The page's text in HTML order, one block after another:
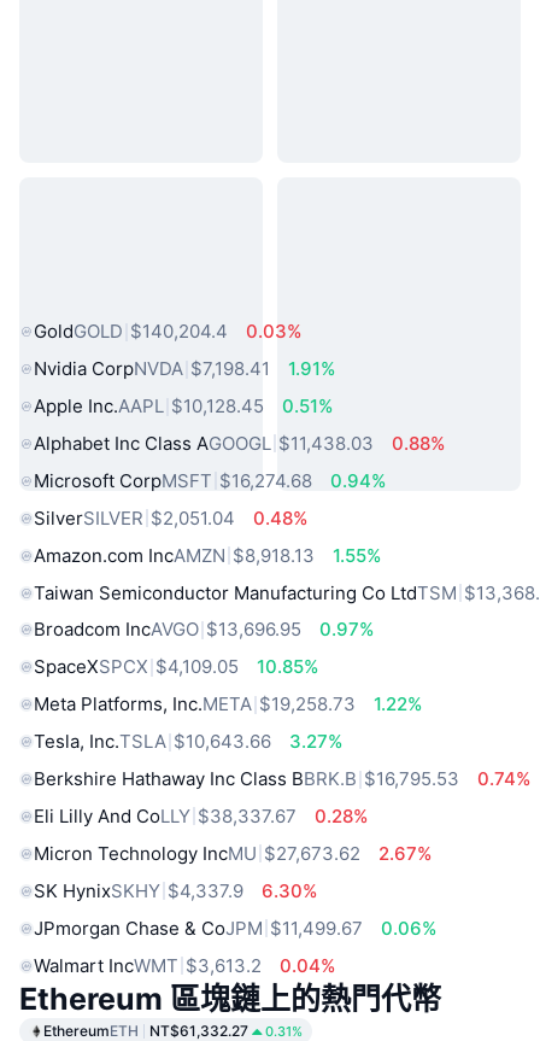
GoldGOLD $140,204.4
0.03%
Nvidia CorpNVDA $7,198.41
1.91%
Apple Inc.AAPL $10,128.45
0.51%
Alphabet Inc Class AGOOGL $11,438.03
0.88%
Microsoft CorpMSFT $16,274.68
0.94%
SilverSILVER $2,051.04
0.48%
Amazon.com IncAMZN $8,918.13
1.55%
Taiwan Semiconductor Manufacturing Co LtdTSM
Broadcom IncAVGO $13,696.95
0.97%
SpaceXSPCX $4,109.05
10.85%
Meta Platforms, Inc.META $19,258.73
1.22%
Tesla, Inc.TSLA $10,643.66
3.27%
Berkshire Hathaway Inc Class BBRK.B $16,795.53
0.74%
Eli Lilly And CoLLY $38,337.67
0.28%
Micron Technology IncMU $27,673.62
2.67%
SK HynixSKHY $4,337.9
6.30%
JPmorgan Chase & CoJPM $11,499.67
0.06%
Walmart IncWMT $3,613.2 0.04%
Ethereum 區塊鏈上的熱門代幣
EthereumETH NT$61,332.27 0.31%